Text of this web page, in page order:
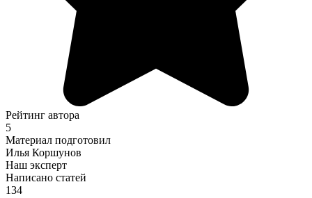
Рейтинг автора
5
Материал подготовил
Илья Коршунов
Наш эксперт
Написано статей
134